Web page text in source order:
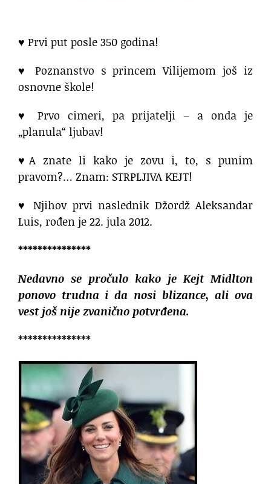
♥ Prvi put posle 350 godina!
♥
Poznanstvo s princem Vilijemom još iz
osnovne škole!
♥
Prvo cimeri, pa prijatelji – a onda je
„planula“ ljubav!
♥A znate li kako je zovu i, to, s punim
pravom?… Znam: STRPLJIVA KEJT!
♥ Njihov prvi naslednik Džordž Aleksandar
Luis, rođen je 22. jula 2012.
***************
Nedavno se pročulo kako je Kejt Midlton
ponovo trudna i da nosi blizance, ali ova
vest još nije zvanično potvrđena.
***************